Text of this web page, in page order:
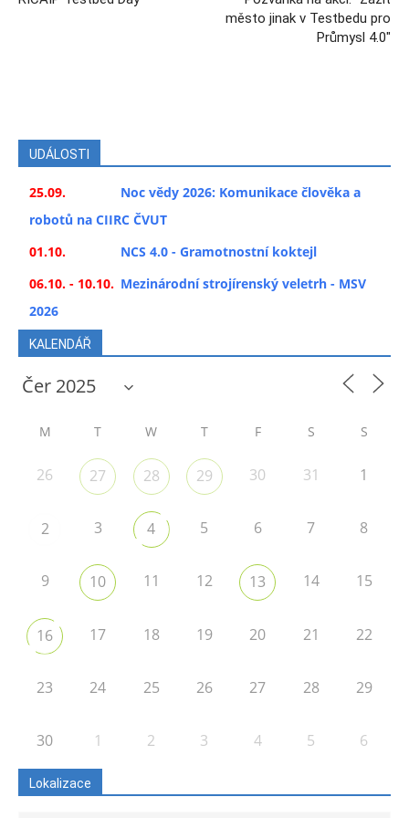
město jinak v Testbedu pro
Průmysl 4.0"
UDÁLOSTI
25.09.
Noc vědy 2026: Komunikace člověka a
robotů na CIIRC ČVUT
01.10.
NCS 4.0 - Gramotnostní koktejl
06.10. - 10.10. Mezinárodní strojírenský veletrh - MSV
2026
KALENDÁŘ
M T W T F S S
26 27 28 29 30 31 1
2 3 4 5 6 7 8
9 10 11 12 13 14 15
16 17 18 19 20 21 22
23 24 25 26 27 28 29
30 1 2 3 4 5 6
Lokalizace